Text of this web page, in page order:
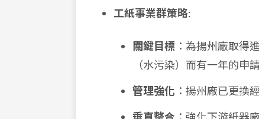
工紙事業群策略:
關鍵目標 ：為揚州廠取得
（水污染）而有一年的申
管理強化 ：揚州廠已更換